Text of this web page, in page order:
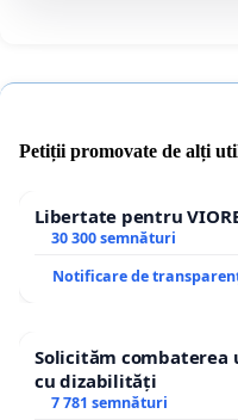
Petiții promovate de alți
Libertate pentru
30 300 semnături
Notificare de
Solicităm combaterea
cu dizabilități
7 781 semnături